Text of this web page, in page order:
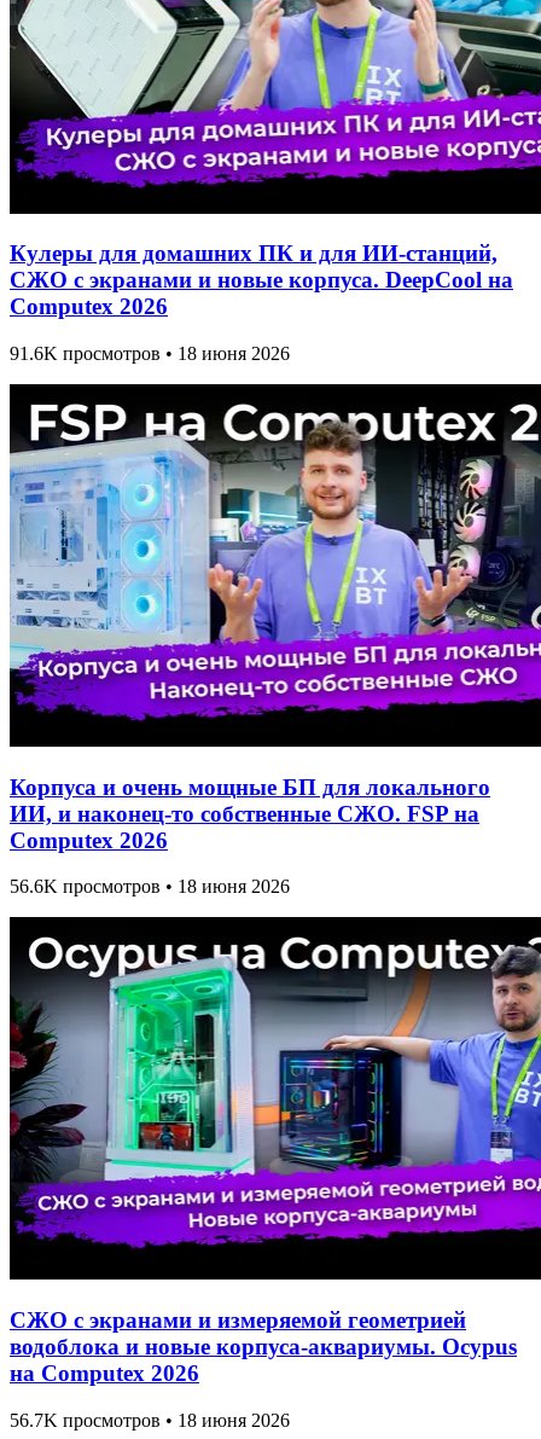
Кулеры для домашних ПК и для ИИ-станций,
СЖО с экранами и новые корпуса. DeepCool на
Computex 2026
91.6K просмотров • 18 июня 2026
Корпуса и очень мощные БП для локального
ИИ, и наконец-то собственные СЖО. FSP на
Computex 2026
56.6K просмотров • 18 июня 2026
СЖО с экранами и измеряемой геометрией
водоблока и новые корпуса-аквариумы. Ocypus
на Computex 2026
56.7K просмотров • 18 июня 2026